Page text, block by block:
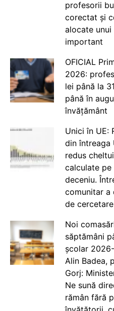
profesorii
corectat și
alocate
important
OFICIAL
2026:
lei până la
până în
învățământ
Unici în UE:
din întreaga
redus
calculate
deceniu.
comunitar a
de
Noi
săptămâni
școlar
Alin Badea,
Gorj:
Ne sună
rămân fără